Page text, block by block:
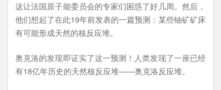
这让法国原子能委员会的专家们困惑了好几周。然后，
他们想起了在此19年前发表的一篇预测：某些铀矿矿床
有可能形成天然的核反应堆。
奥克洛的发现即证实了这一预测！人类发现了一座已经
有18亿年历史的天然核反应堆——奥克洛反应堆。